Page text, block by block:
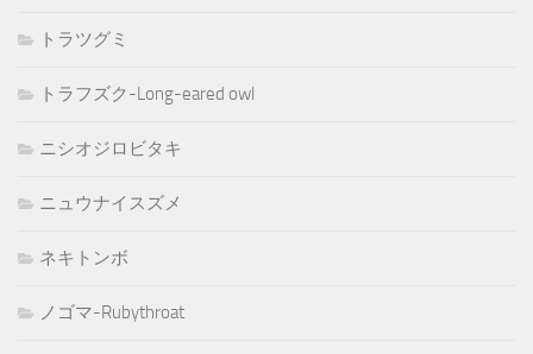
トラツグミ
トラフズク-Long-eared owl
ニシオジロビタキ
ニュウナイスズメ
ネキトンボ
ノゴマ-Rubythroat